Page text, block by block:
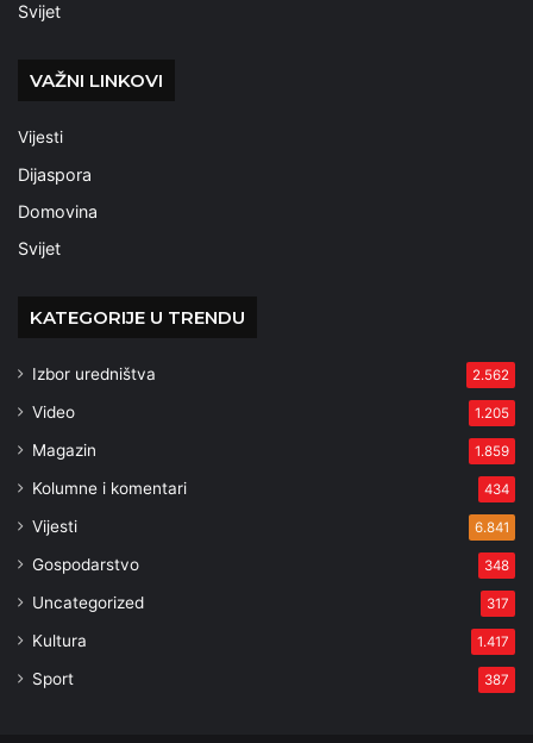
Svijet
VAŽNI LINKOVI
Vijesti
Dijaspora
Domovina
Svijet
KATEGORIJE U TRENDU
Izbor uredništva 2.562
Video 1.205
Magazin 1.859
Kolumne i komentari 434
Vijesti 6.841
Gospodarstvo 348
Uncategorized 317
Kultura 1.417
Sport 387